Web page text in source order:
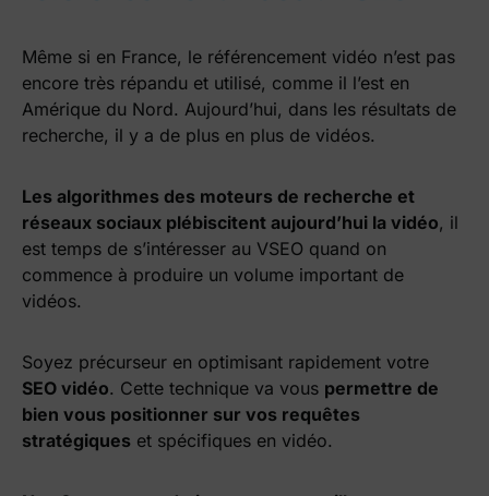
Même si en France, le référencement vidéo n’est pas
encore très répandu et utilisé, comme il l’est en
Amérique du Nord. Aujourd’hui, dans les résultats de
recherche, il y a de plus en plus de vidéos.
Les algorithmes des moteurs de recherche et
réseaux sociaux plébiscitent aujourd’hui la vidéo, il
est temps de s’intéresser au VSEO quand on
commence à produire un volume important de
vidéos.
Soyez précurseur en optimisant rapidement votre
SEO vidéo. Cette technique va vous permettre de
bien vous positionner sur vos requêtes
stratégiques et spécifiques en vidéo.